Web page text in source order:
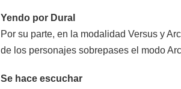
Yendo por Dural
Por su parte, en la modalidad Versus y
de los personajes sobrepases el modo
Se hace escuchar